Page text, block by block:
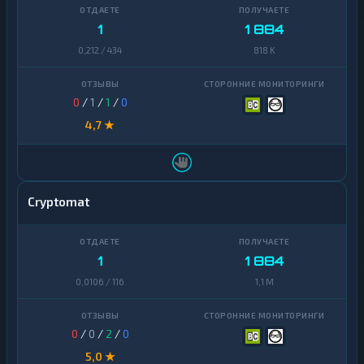
1
0,212 / 434
1 884
818 K
0 /1 /1 /0
4,7 ★
Cryptomat
1
0,0106 / 116
1 884
1,1 M
0 / 0 / 2 /0
5,0 ★